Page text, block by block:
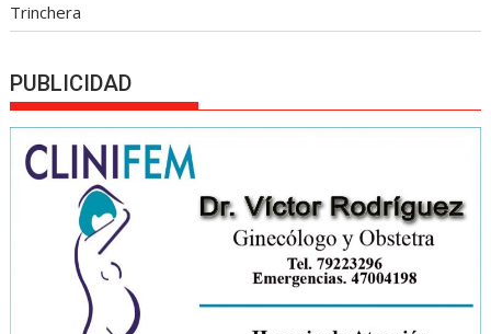
Trinchera
PUBLICIDAD